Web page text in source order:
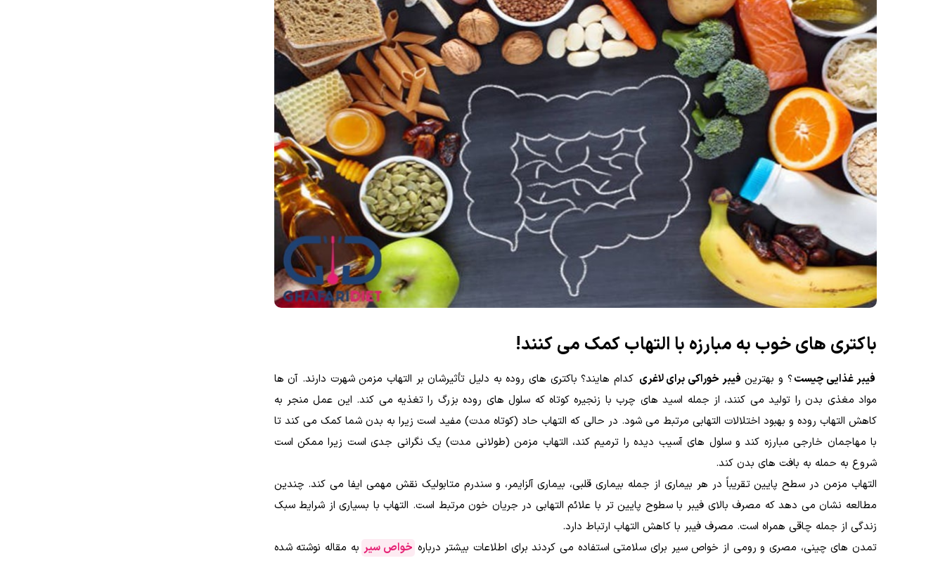
باکتری های خوب به مبارزه با التهاب کمک می کنند!
فیبر غذایی چیست؟ و بهترین فیبر خوراکی برای لاغری کدام هایند؟ باکتری های روده به دلیل تأثیرشان بر التهاب مزمن شهرت دارند. آن ها
مواد مغذی بدن را تولید می کنند، از جمله اسید های چرب با زنجیره کوتاه که سلول های روده بزرگ را تغذیه می کند. این عمل منجر به
کاهش التهاب روده و بهبود اختلالات التهابی مرتبط می شود. در حالی که التهاب حاد (کوتاه مدت) مفید است زیرا به بدن شما کمک می کند تا
با مهاجمان خارجی مبارزه کند و سلول های آسیب دیده را ترمیم کند، التهاب مزمن (طولانی مدت) یک نگرانی جدی است زیرا ممکن است
شروع به حمله به بافت های بدن کند.
التهاب مزمن در سطح پایین تقریباً در هر بیماری از جمله بیماری قلبی، بیماری آلزایمر، و سندرم متابولیک نقش مهمی ایفا می کند. چندین
مطالعه نشان می دهد که مصرف بالای فیبر با سطوح پایین تر با علائم التهابی در جریان خون مرتبط است. التهاب با بسیاری از شرایط سبک
زندگی از جمله چاقی همراه است. مصرف فیبر با کاهش التهاب ارتباط دارد.
تمدن های چینی، مصری و رومی از خواص سیر برای سلامتی استفاده می کردند برای اطلاعات بیشتر درباره خواص سیر به مقاله نوشته شده